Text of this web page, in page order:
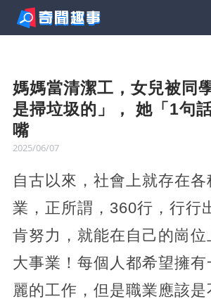
媽媽當清潔工，女兒被同
是掃垃圾的」， 她「1句
嘴
2025/06/07
自古以來，社會上就存在
業，正所謂，360行，行行
肯努力，就能在自己的崗位
大事業！每個人都希望擁有
麗的工作，但是職業應該